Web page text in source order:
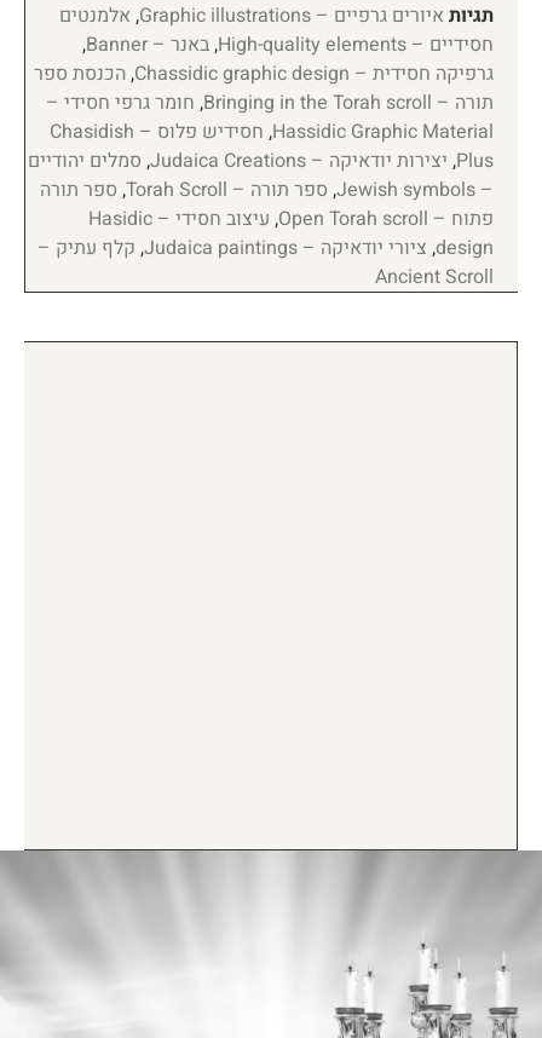
תגיות איורים גרפיים – Graphic illustrations , אלמנטים
חסידיים – High-quality elements
,באנר – Banner
,
גרפיקה חסידית – Chassidic graphic design
,הכנסת ספר
תורה – Bringing in the Torah scroll
, חומר גרפי חסידי –
Hassidic Graphic Material
,
חסידיש פלוס – Chasidish
Plus
, יצירות יודאיקה – Judaica Creations , סמלים יהודיים
– Jewish symbols
, ספר תורה – Torah Scroll , ספר תורה
פתוח – Open Torah scroll
,
עיצוב חסידי – Hasidic
design
, ציורי יודאיקה – Judaica paintings , קלף עתיק –
Ancient Scroll